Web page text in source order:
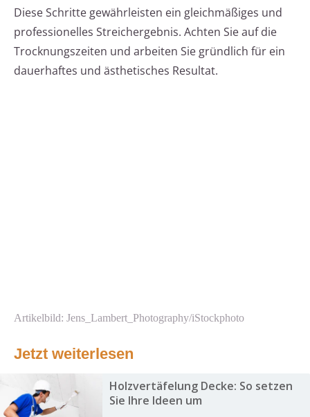
Diese Schritte gewährleisten ein gleichmäßiges und
professionelles Streichergebnis. Achten Sie auf die
Trocknungszeiten und arbeiten Sie gründlich für ein
dauerhaftes und ästhetisches Resultat.
Artikelbild: Jens_Lambert_Photography/iStockphoto
Jetzt weiterlesen
Holzvertäfelung Decke: So setzen
Sie Ihre Ideen um